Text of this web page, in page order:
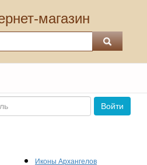
магазин
Войти
Иконы Архангелов